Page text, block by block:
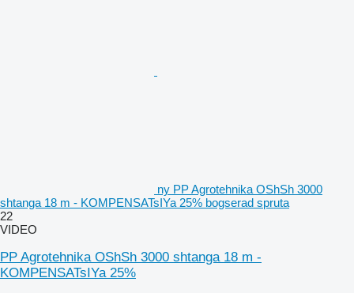
ny PP Agrotehnika OShSh 3000
shtanga 18 m - KOMPENSATsIYa 25% bogserad spruta
22
VIDEO
PP Agrotehnika OShSh 3000 shtanga 18 m -
KOMPENSATsIYa 25%